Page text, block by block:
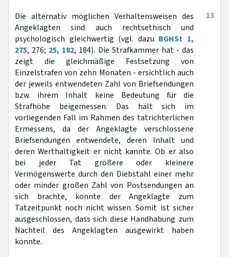
13
Die alternativ möglichen Verhaltensweisen des
Angeklagten sind auch rechtsethisch und
psychologisch gleichwertig (vgl. dazu BGHSt 1,
275, 276; 25, 182, 184). Die Strafkammer hat - das
zeigt die gleichmäßige Festsetzung von
Einzelstrafen von zehn Monaten - ersichtlich auch
der jeweils entwendeten Zahl von Briefsendungen
bzw. ihrem Inhalt keine Bedeutung für die
Strafhöhe beigemessen. Das hält sich im
vorliegenden Fall im Rahmen des tatrichterlichen
Ermessens, da der Angeklagte verschlossene
Briefsendungen entwendete, deren Inhalt und
deren Werthaltigkeit er nicht kannte. Ob er also
bei jeder Tat größere oder kleinere
Vermögenswerte durch den Diebstahl einer mehr
oder minder großen Zahl von Postsendungen an
sich brachte, konnte der Angeklagte zum
Tatzeitpunkt noch nicht wissen. Somit ist sicher
ausgeschlossen, dass sich diese Handhabung zum
Nachteil des Angeklagten ausgewirkt haben
könnte.